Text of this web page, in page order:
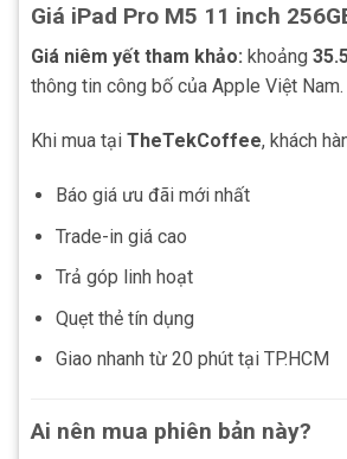
Giá iPad Pro M5 11 inch
Giá niêm yết tham khảo: khoảng
thông tin công bố của Apple Việt Nam.
Khi mua tại TheTekCoffee, khách
Báo giá ưu đãi mới nhất
Trade-in giá cao
Trả góp linh hoạt
Quẹt thẻ tín dụng
Giao nhanh từ 20 phút tại TP.HCM
Ai nên mua phiên bản này?